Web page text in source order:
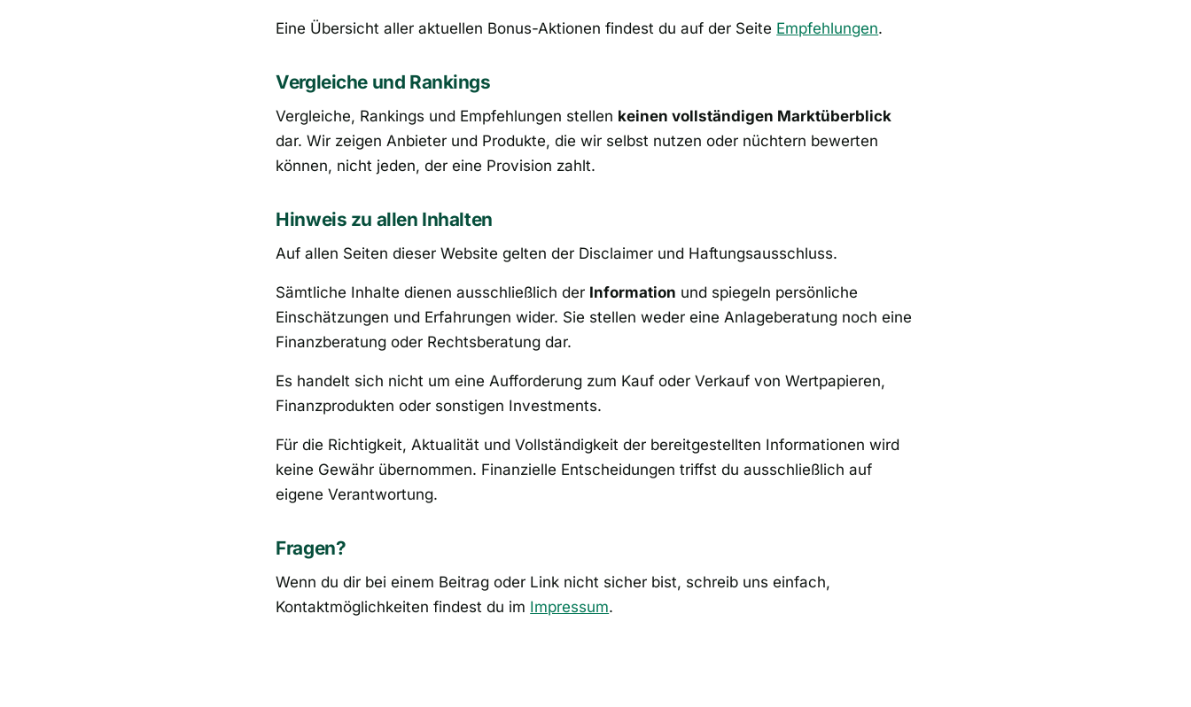
Eine Übersicht aller aktuellen Bonus-Aktionen findest du auf der Seite Empfehlungen.
Vergleiche und Rankings
Vergleiche, Rankings und Empfehlungen stellen keinen vollständigen Marktüberblick
dar. Wir zeigen Anbieter und Produkte, die wir selbst nutzen oder nüchtern bewerten
können, nicht jeden, der eine Provision zahlt.
Hinweis zu allen Inhalten
Auf allen Seiten dieser Website gelten der Disclaimer und Haftungsausschluss.
Sämtliche Inhalte dienen ausschließlich der Information und spiegeln persönliche
Einschätzungen und Erfahrungen wider. Sie stellen weder eine Anlageberatung noch eine
Finanzberatung oder Rechtsberatung dar.
Es handelt sich nicht um eine Aufforderung zum Kauf oder Verkauf von Wertpapieren,
Finanzprodukten oder sonstigen Investments.
Für die Richtigkeit, Aktualität und Vollständigkeit der bereitgestellten Informationen wird
keine Gewähr übernommen. Finanzielle Entscheidungen triffst du ausschließlich auf
eigene Verantwortung.
Fragen?
Wenn du dir bei einem Beitrag oder Link nicht sicher bist, schreib uns einfach,
Kontaktmöglichkeiten findest du im Impressum.